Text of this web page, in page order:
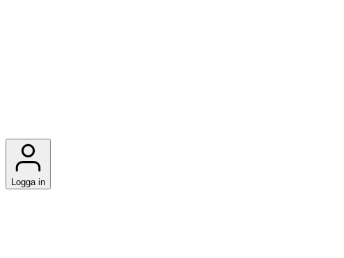
Logga in